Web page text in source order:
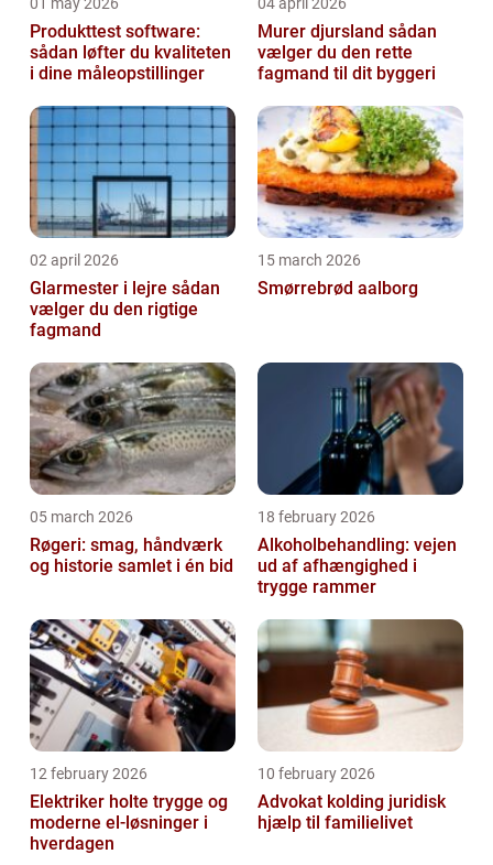
Produkttest software:
sådan løfter du kvaliteten
i dine måleopstillinger
Murer djursland sådan
vælger du den rette
fagmand til dit byggeri
02 april 2026
Glarmester i lejre sådan
vælger du den rigtige
fagmand
15 march 2026
Smørrebrød aalborg
05 march 2026
Røgeri: smag, håndværk
og historie samlet i én bid
18 february 2026
Alkoholbehandling: vejen
ud af afhængighed i
trygge rammer
12 february 2026
Elektriker holte trygge og
moderne el-løsninger i
hverdagen
10 february 2026
Advokat kolding juridisk
hjælp til familielivet